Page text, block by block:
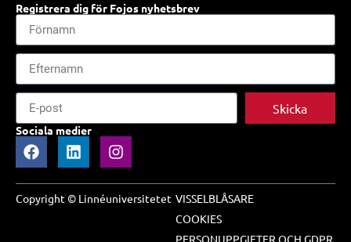
Registrera dig för Fojos nyhetsbrev
Skicka
Sociala medier
Copyright © Linnéuniversitetet VISSELBLÅSARE
COOKIES
PERSONUPPGIFTER OCH GDPR